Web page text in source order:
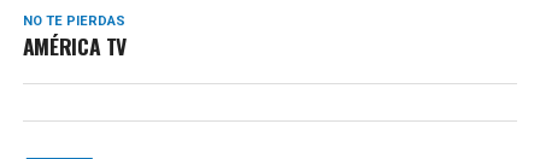
NO TE PIERDAS
AMÉRICA TV